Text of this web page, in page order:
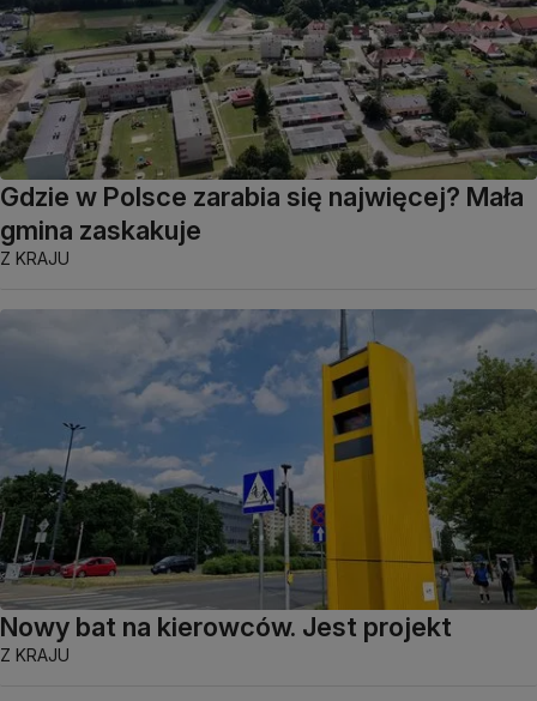
Gdzie w Polsce zarabia się najwięcej? Mała
gmina zaskakuje
Z KRAJU
Nowy bat na kierowców. Jest projekt
Z KRAJU